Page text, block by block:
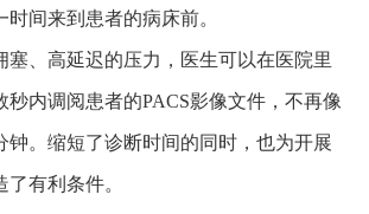
间来到患者的病床前。
塞、高延迟的压力，医生可以在医院里
秒内调阅患者的PACS影像文件，不再像
钟。缩短了诊断时间的同时，也为开展
有利条件。